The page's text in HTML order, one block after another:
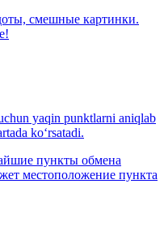
смешные картинки.
yaqin punktlarni aniqlab
ko‘rsatadi.
пункты обмена
местоположение пункта